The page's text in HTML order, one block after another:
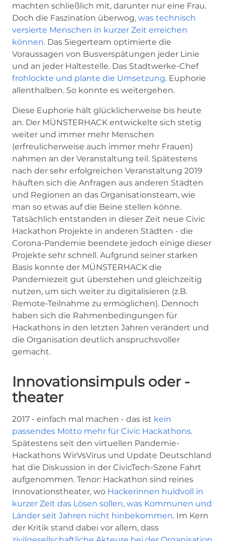
machten schließlich mit, darunter nur eine Frau.
Doch die Faszination überwog, was technisch
versierte Menschen in kurzer Zeit erreichen
können. Das Siegerteam optimierte die
Voraussagen von Busverspätungen jeder Linie
und an jeder Haltestelle. Das Stadtwerke-Chef
frohlockte und plante die Umsetzung. Euphorie
allenthalben. So konnte es weitergehen.
Diese Euphorie hält glücklicherweise bis heute
an. Der MÜNSTERHACK entwickelte sich stetig
weiter und immer mehr Menschen
(erfreulicherweise auch immer mehr Frauen)
nahmen an der Veranstaltung teil. Spätestens
nach der sehr erfolgreichen Veranstaltung 2019
häuften sich die Anfragen aus anderen Städten
und Regionen an das Organisationsteam, wie
man so etwas auf die Beine stellen könne.
Tatsächlich entstanden in dieser Zeit neue Civic
Hackathon Projekte in anderen Städten - die
Corona-Pandemie beendete jedoch einige dieser
Projekte sehr schnell. Aufgrund seiner starken
Basis konnte der MÜNSTERHACK die
Pandemiezeit gut überstehen und gleichzeitig
nutzen, um sich weiter zu digitalisieren (z.B.
Remote-Teilnahme zu ermöglichen). Dennoch
haben sich die Rahmenbedingungen für
Hackathons in den letzten Jahren verändert und
die Organisation deutlich anspruchsvoller
gemacht.
Innovationsimpuls oder -
theater
2017 - einfach mal machen - das ist kein
passendes Motto mehr für Civic Hackathons.
Spätestens seit den virtuellen Pandemie-
Hackathons WirVsVirus und Update Deutschland
hat die Diskussion in der CivicTech-Szene Fahrt
aufgenommen. Tenor: Hackathon sind reines
Innovationstheater, wo Hackerinnen huldvoll in
kurzer Zeit das Lösen sollen, was Kommunen und
Länder seit Jahren nicht hinbekommen. Im Kern
der Kritik stand dabei vor allem, dass